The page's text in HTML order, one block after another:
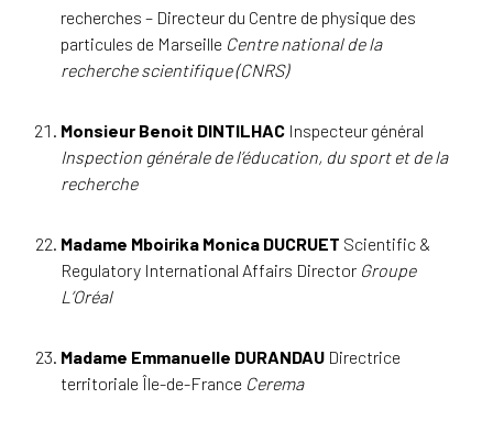
recherches – Directeur du Centre de physique des
particules de Marseille Centre national de la
recherche scientifique (CNRS)
Monsieur Benoit DINTILHAC Inspecteur général
Inspection générale de l’éducation, du sport et de la
recherche
Madame Mboirika Monica DUCRUET Scientific &
Regulatory International Affairs Director Groupe
L’Oréal
Madame Emmanuelle DURANDAU Directrice
territoriale Île-de-France Cerema